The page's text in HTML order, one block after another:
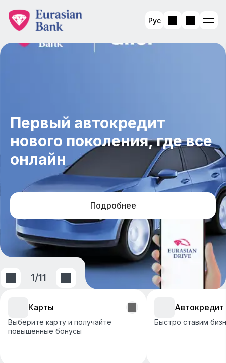
Рус
Первый автокредит
нового поколения, где все
онлайн
Подробнее
1/11
Карты
Выберите карту и получайте
повышенные бонусы
Автокредит
Быстро ставим